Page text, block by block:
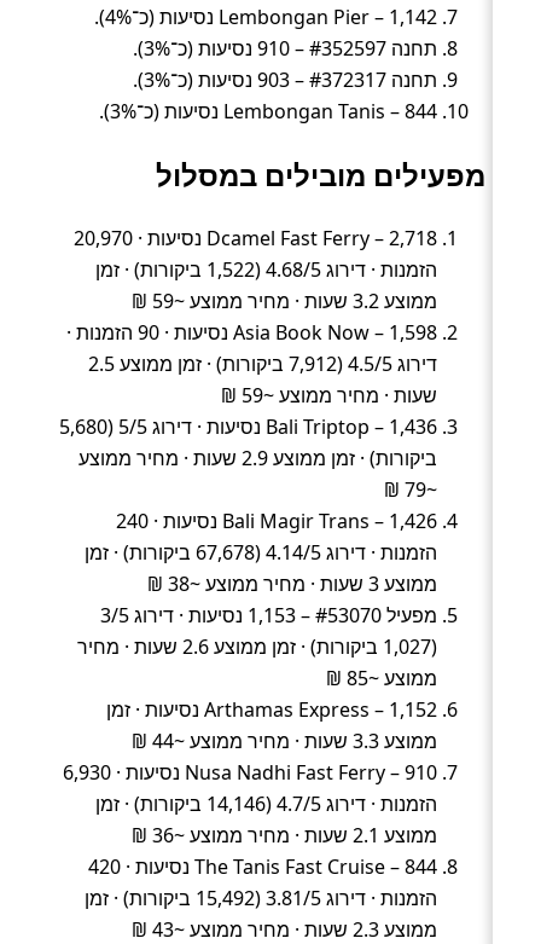
Lembongan Pier – 1,142 נסיעות (כ־4%).
תחנה #352597 – 910 נסיעות (כ־3%).
תחנה #372317 – 903 נסיעות (כ־3%).
Lembongan Tanis – 844 נסיעות (כ־3%).
מפעילים מובילים במסלול
Dcamel Fast Ferry – 2,718 נסיעות · 20,970
הזמנות · דירוג 4.68/5 (1,522 ביקורות) · זמן
ממוצע 3.2 שעות · מחיר ממוצע ~59 ₪
Asia Book Now – 1,598 נסיעות · 90 הזמנות ·
דירוג 4.5/5 (7,912 ביקורות) · זמן ממוצע 2.5
שעות · מחיר ממוצע ~59 ₪
Bali Triptop – 1,436 נסיעות · דירוג 5/5 (5,680
ביקורות) · זמן ממוצע 2.9 שעות · מחיר ממוצע
~79 ₪
Bali Magir Trans – 1,426 נסיעות · 240
הזמנות · דירוג 4.14/5 (67,678 ביקורות) · זמן
ממוצע 3 שעות · מחיר ממוצע ~38 ₪
מפעיל #53070 – 1,153 נסיעות · דירוג 3/5
(1,027 ביקורות) · זמן ממוצע 2.6 שעות · מחיר
ממוצע ~85 ₪
Arthamas Express – 1,152 נסיעות · זמן
ממוצע 3.3 שעות · מחיר ממוצע ~44 ₪
Nusa Nadhi Fast Ferry – 910 נסיעות · 6,930
הזמנות · דירוג 4.7/5 (14,146 ביקורות) · זמן
ממוצע 2.1 שעות · מחיר ממוצע ~36 ₪
The Tanis Fast Cruise – 844 נסיעות · 420
הזמנות · דירוג 3.81/5 (15,492 ביקורות) · זמן
ממוצע 2.3 שעות · מחיר ממוצע ~43 ₪